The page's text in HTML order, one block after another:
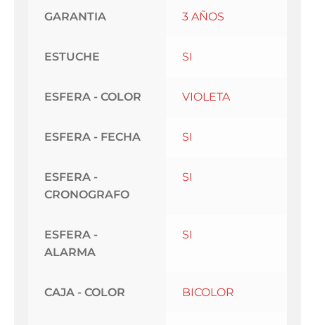
GARANTIA 3 AÑOS
ESTUCHE SI
ESFERA - COLOR VIOLETA
ESFERA - FECHA SI
ESFERA -
CRONOGRAFO
SI
ESFERA -
ALARMA
SI
CAJA - COLOR BICOLOR